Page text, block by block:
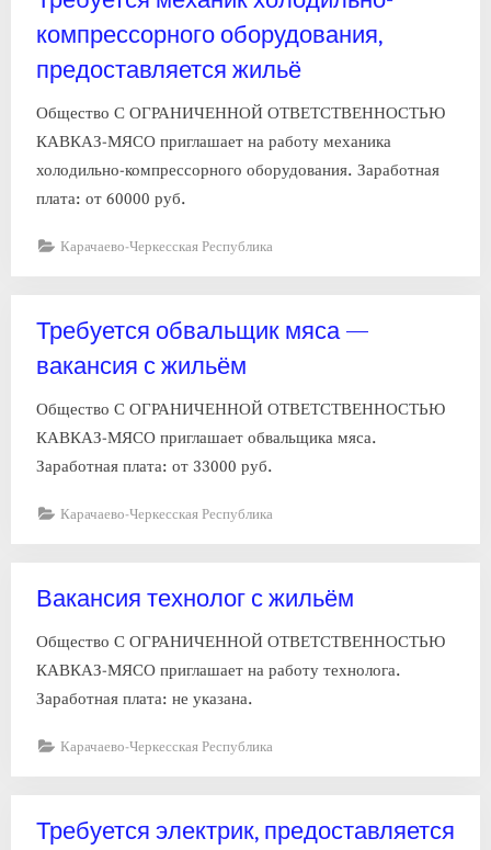
компрессорного оборудования,
предоставляется жильё
Общество С ОГРАНИЧЕННОЙ ОТВЕТСТВЕННОСТЬЮ
КАВКАЗ-МЯСО приглашает на работу механика
холодильно-компрессорного оборудования. Заработная
плата: от 60000 руб.
Карачаево-Черкесская Республика
Требуется обвальщик мяса —
вакансия с жильём
Общество С ОГРАНИЧЕННОЙ ОТВЕТСТВЕННОСТЬЮ
КАВКАЗ-МЯСО приглашает обвальщика мяса.
Заработная плата: от 33000 руб.
Карачаево-Черкесская Республика
Вакансия технолог с жильём
Общество С ОГРАНИЧЕННОЙ ОТВЕТСТВЕННОСТЬЮ
КАВКАЗ-МЯСО приглашает на работу технолога.
Заработная плата: не указана.
Карачаево-Черкесская Республика
Требуется электрик, предоставляется